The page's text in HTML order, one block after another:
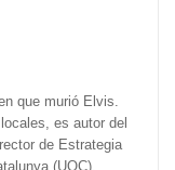
que murió Elvis.
es autor del
de Estrategia
(UOC).